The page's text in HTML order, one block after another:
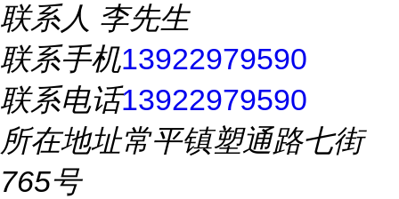
联系人 李先生
联系手机13922979590
联系电话13922979590
所在地址常平镇塑通路七街
765号